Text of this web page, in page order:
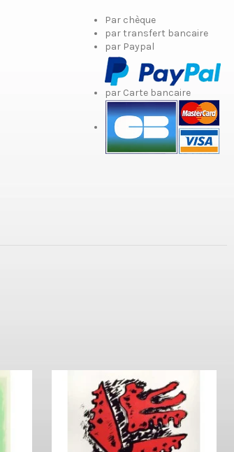
Par chèque
par transfert bancaire
par Paypal
par Carte bancaire